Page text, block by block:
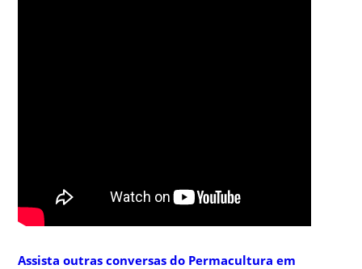
Assista outras conversas do Permacultura em